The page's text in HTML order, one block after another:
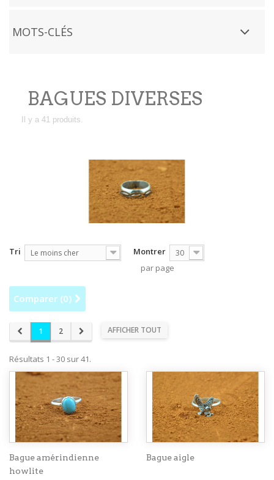
MOTS-CLÉS
BAGUES DIVERSES
Il y a 41 produits.
Tri Le moins cher Montrer 30
par page
Comparer (0)
AFFICHER TOUT
1 2
Résultats 1 - 30 sur 41.
Bague amérindienne
howlite
Bague aigle